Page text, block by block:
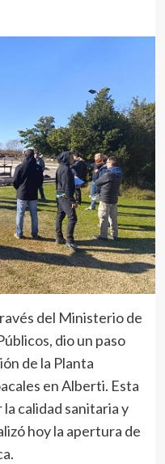
del Ministerio de
dio un paso
de la Planta
en Alberti. Esta
calidad sanitaria y
hoy la apertura de